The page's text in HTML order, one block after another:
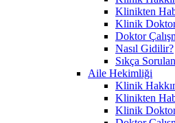
Klinikten
Klinik
Doktor
Nasıl Gidilir?
Sıkça
Aile Hekimliği
Klinik
Klinikten
Klinik